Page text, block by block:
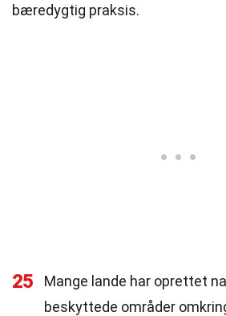
bæredygtig praksis.
25
Mange lande har oprettet
beskyttede områder